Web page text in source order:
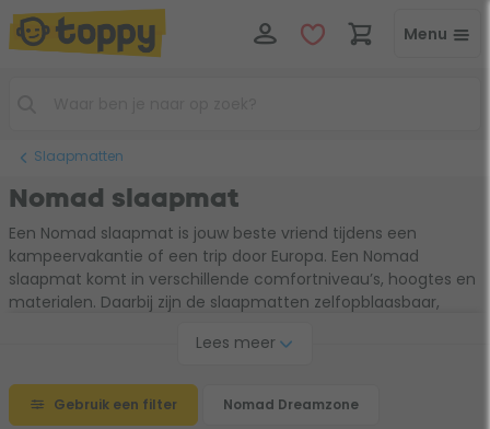
Menu
Slaapmatten
Nomad slaapmat
Een Nomad slaapmat is jouw beste vriend tijdens een
kampeervakantie of een trip door Europa. Een Nomad
slaapmat komt in verschillende comfortniveau’s, hoogtes en
materialen. Daarbij zijn de slaapmatten zelfopblaasbaar,
van de keuzehulp om de Nomad slaapmat te vinden die bij
Lees meer
Gebruik een filter Nomad Dreamzone